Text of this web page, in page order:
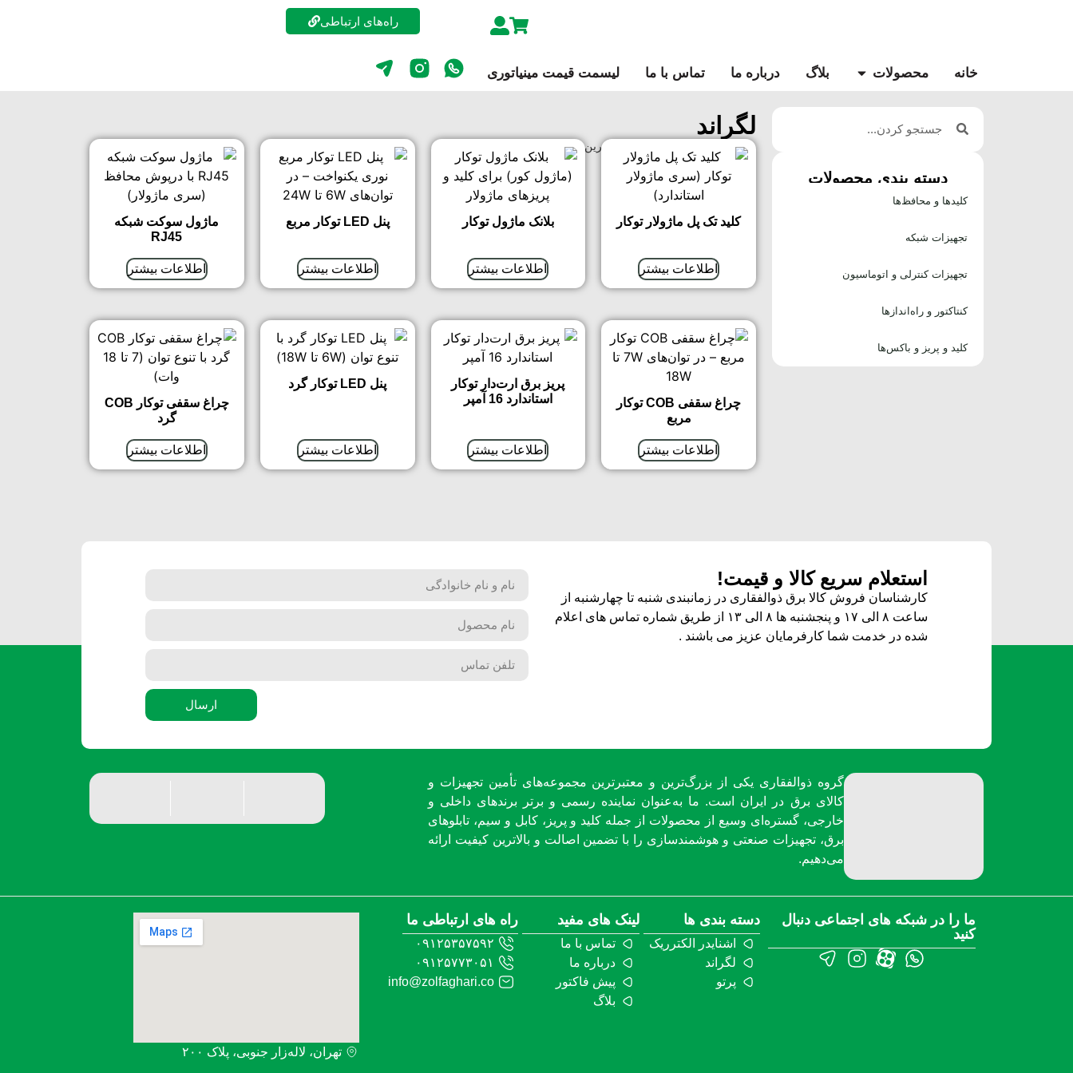
راه‌های ارتباطی
خانه محصولات بلاگ درباره ما تماس با ما لیسمت قیمت مینیاتوری
دسته بندی محصولات
کلیدها و محافظ‌ها
تجهیزات شبکه
تجهیزات کنترلی و اتوماسیون
کنتاکتور و راه‌اندازها
کلید و پریز و باکس‌ها
لگراند
بیشترین تخفیف جدیدترینپرفروش‌ترین گران‌ترین
خانه / لگراند
کلید تک پل ماژولار توکار
اطلاعات بیشتر
بلانک ماژول توکار
اطلاعات بیشتر
پنل LED توکار مربع
اطلاعات بیشتر
ماژول سوکت شبکه
RJ45
اطلاعات بیشتر
چراغ سقفی COB توکار
مربع
اطلاعات بیشتر
پریز برق ارت‌دار توکار
استاندارد 16 آمپر
اطلاعات بیشتر
پنل LED توکار گرد
اطلاعات بیشتر
چراغ سقفی توکار COB
گرد
اطلاعات بیشتر
استعلام سریع کالا و قیمت!
کارشناسان فروش کالا برق ذوالفقاری در زمانبندی شنبه تا چهارشنبه از
ساعت ۸ الی ۱۷ و پنجشنبه ها ۸ الی ۱۳ از طریق
شماره تماس های اعلام
شده در خدمت شما کارفرمایان عزیز می باشند .
ارسال
گروه ذوالفقاری یکی از بزرگ‌ترین و معتبرترین مجموعه‌های تأمین تجهیزات و
کالای برق در ایران است. ما به‌عنوان نماینده رسمی و برتر برندهای داخلی و
خارجی، گستره‌ای وسیع از محصولات از جمله کلید و پریز، کابل و سیم، تابلوهای
برق، تجهیزات صنعتی و هوشمندسازی را با تضمین اصالت و بالاترین کیفیت ارائه
می‌دهیم.
ما را در شبکه های اجتماعی دنبال
کنید
دسته بندی ها
اشنایدر الکترریک
لگراند
پرتو
لینک های مفید
تماس با ما
درباره ما
پیش فاکتور
بلاگ
راه های ارتباطی ما
۰۹۱۲۵۳۵۷۵۹۲
۰۹۱۲۵۷۷۳۰۵۱
info@zolfaghari.co
تهران، لاله‌زار جنوبی، پلاک ۲۰۰